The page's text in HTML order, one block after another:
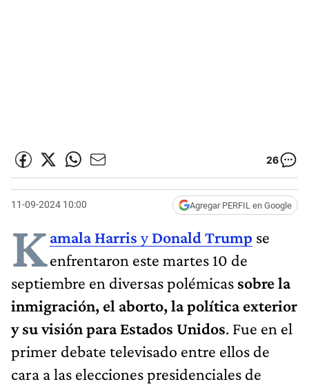
26
11-09-2024 10:00 Agregar PERFIL en Google
Kamala Harris yDonald Trump se
enfrentaron este martes 10 de
septiembre en diversas polémicas sobre la
inmigración, el aborto, la política exterior
y su visión para Estados Unidos. Fue en el
primer debate televisado entre ellos de
cara a las elecciones presidenciales de